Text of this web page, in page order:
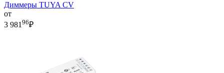
Диммеры TUYA CV
от
3 98196₽